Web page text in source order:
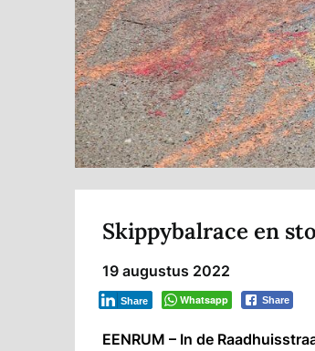
Skippybalrace en
19 augustus 2022
Whatsapp Share
Share
EENRUM – In de